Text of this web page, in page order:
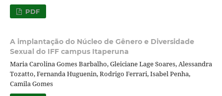
PDF
A implantação do Núcleo de Gênero e Diversidade
Sexual do IFF campus Itaperuna
Maria Carolina Gomes Barbalho, Gleiciane Lage Soares, Alessandra
Tozatto, Fernanda Huguenin, Rodrigo Ferrari, Isabel Penha,
Camila Gomes